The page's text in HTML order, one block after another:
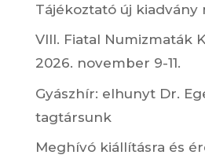
Tájékoztató új kiadvány
VIII. Fiatal Numizmaták
2026. november 9-11.
Gyászhír: elhunyt Dr.
tagtársunk
Meghívó kiállításra és